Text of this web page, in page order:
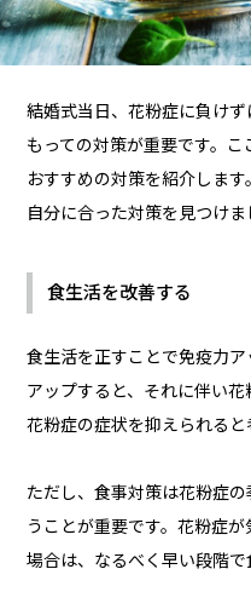
結婚式当日、花粉症に負け
もっての対策が重要です。こ
おすすめの対策を紹介します
自分に合った対策を見つけま
食生活を改善する
食生活を正すことで免疫力
アップすると、それに伴い花
花粉症の症状を抑えられると
ただし、食事対策は花粉症
うことが重要です。花粉症
場合は、なるべく早い段階で